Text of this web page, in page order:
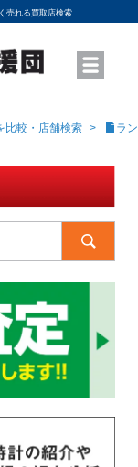
売れる買取店検索
る
比較・店舗検索 ラ